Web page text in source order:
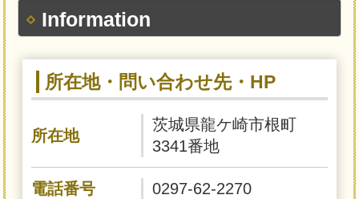
Information
所在地・問い合わせ先・HP
所在地
茨城県龍ケ崎市根町
3341番地
電話番号 0297-62-2270